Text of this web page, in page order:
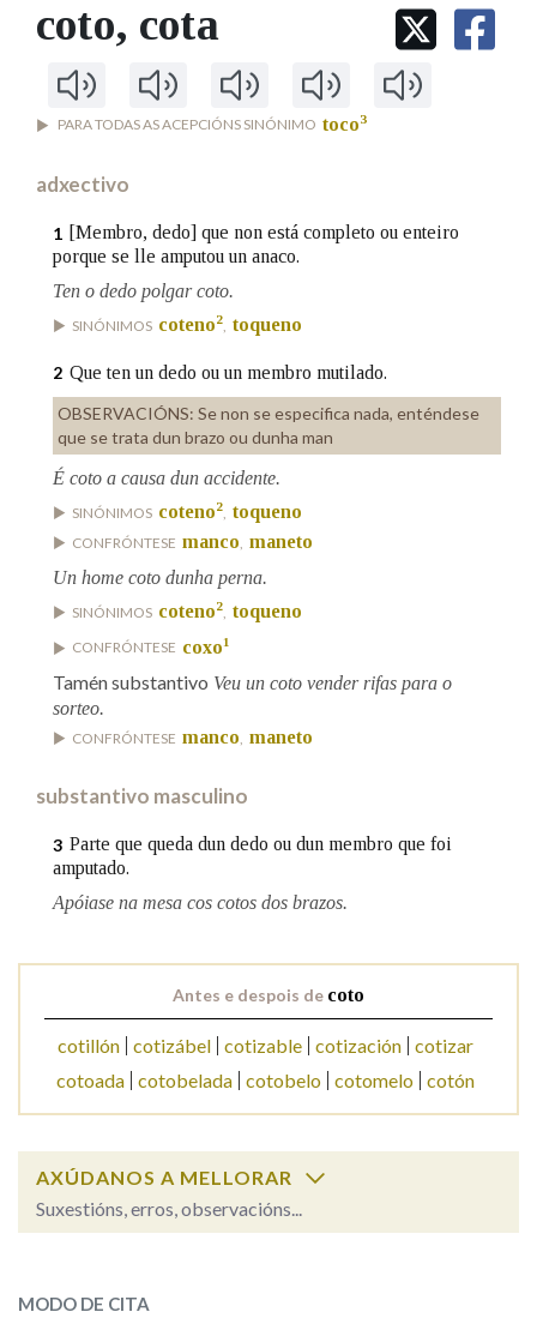
IDENTIDADE CORPORATIVA
MARCIAL DEL ADALID
CASA-MUSEO EMILIA PARDO
BAZÁN
FIGURAS HOMENAXEADAS
HISTORIA
60 ANOS DLG
Facebook
TwitterYoutubeInstagram
Bluesky
BUSCAR NOS LEMAS
Comeza por
Contén
BUSCAR NO CONTIDO
Nas definicións
Nos exemplos
Na fraseoloxía
OUTRAS OPCIÓNS DE BUSCA
Pertence a
coto, cota
PARA TODAS AS ACEPCIÓNS SINÓNIMO toco3
adxectivo
1 [Membro, dedo] que non está completo ou enteiro
porque se lle amputou un anaco.
Ten o dedo polgar coto.
SINÓNIMOS coteno2, toqueno
2 Que ten un dedo ou un membro mutilado.
OBSERVACIÓNS: Se non se especifica nada, enténdese
que se trata dun brazo ou dunha man
É coto a causa dun accidente.
SINÓNIMOS coteno2, toqueno
CONFRÓNTESE manco, maneto
Un home coto dunha perna.
SINÓNIMOS coteno2, toqueno
CONFRÓNTESE coxo1
Tamén substantivo Veu un coto vender rifas para o
sorteo.
CONFRÓNTESE manco maneto
substantivo masculino
3 Parte que queda dun dedo ou dun membro que foi
amputado.
Apóiase na mesa cos cotos dos brazos.
Antes e despois de coto
cotillón cotizábel cotizable cotización cotizar
cotoada cotobelada cotobelo cotomelo cotón
AXÚDANOS A MELLORAR
Suxestións, erros, observacións...
ESCOLLE UNHA OPCIÓN:
MODO DE CITA